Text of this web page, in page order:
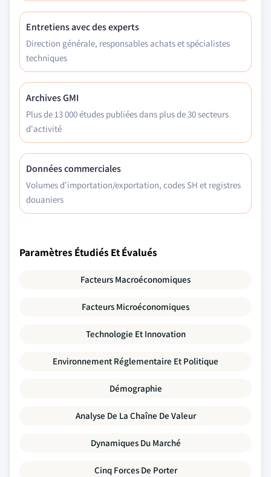
Entretiens avec des experts
Direction générale, responsables achats et spécialistes
techniques
Archives GMI
Plus de 13 000 études publiées dans plus de 30 secteurs
d'activité
Données commerciales
Volumes d'importation/exportation, codes SH et registres
douaniers
Paramètres Étudiés Et Évalués
Facteurs Macroéconomiques
Facteurs Microéconomiques
Technologie Et Innovation
Environnement Réglementaire Et Politique
Démographie
Analyse De La Chaîne De Valeur
Dynamiques Du Marché
Cinq Forces De Porter